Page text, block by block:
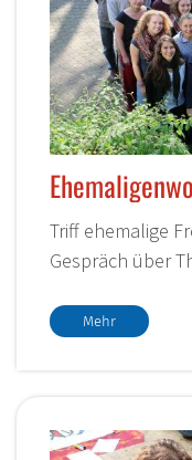
Triff ehemalige
Gespräch über
Mehr